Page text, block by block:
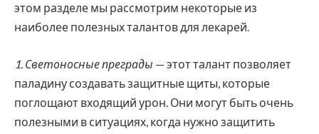
этом разделе мы рассмотрим некоторые из
наиболее полезных талантов для лекарей.
1. Светоносные преграды — этот талант позволяет
паладину создавать защитные щиты, которые
поглощают входящий урон. Они могут быть очень
полезными в ситуациях, когда нужно защитить